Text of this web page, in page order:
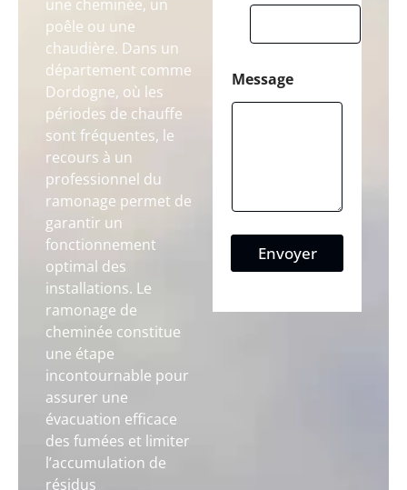
une cheminée, un
poêle ou une
chaudière. Dans un
département comme
Dordogne, où les
périodes de chauffe
sont fréquentes, le
recours à un
professionnel du
ramonage permet de
garantir un
fonctionnement
optimal des
installations. Le
ramonage de
cheminée constitue
une étape
incontournable pour
assurer une
évacuation efficace
des fumées et limiter
l’accumulation de
résidus
Message
Envoyer